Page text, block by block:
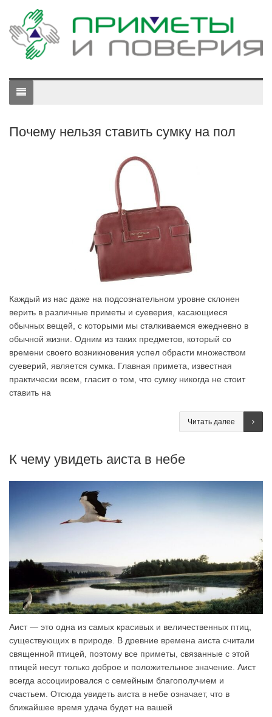
Почему нельзя ставить сумку на пол
Каждый из нас даже на подсознательном уровне склонен
верить в различные приметы и суеверия, касающиеся
обычных вещей, с которыми мы сталкиваемся ежедневно в
обычной жизни. Одним из таких предметов, который со
времени своего возникновения успел обрасти множеством
суеверий, является сумка. Главная примета, известная
практически всем, гласит о том, что сумку никогда не стоит
ставить на
Читать далее
К чему увидеть аиста в небе
Аист — это одна из самых красивых и величественных птиц,
существующих в природе. В древние времена аиста считали
священной птицей, поэтому все приметы, связанные с этой
птицей несут только доброе и положительное значение. Аист
всегда ассоциировался с семейным благополучием и
счастьем. Отсюда увидеть аиста в небе означает, что в
ближайшее время удача будет на вашей